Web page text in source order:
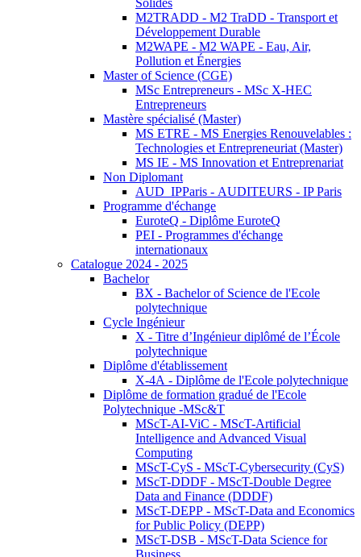
Solides
M2TRADD - M2 TraDD - Transport et
Développement Durable
M2WAPE - M2 WAPE - Eau, Air,
Pollution et Énergies
Master of Science (CGE)
MSc Entrepreneurs - MSc X-HEC
Entrepreneurs
Mastère spécialisé (Master)
MS ETRE - MS Energies Renouvelables :
Technologies et Entrepreneuriat (Master)
MS IE - MS Innovation et Entreprenariat
Non Diplomant
AUD_IPParis - AUDITEURS - IP Paris
Programme d'échange
EuroteQ - Diplôme EuroteQ
PEI - Programmes d'échange
internationaux
Catalogue 2024 - 2025
Bachelor
BX - Bachelor of Science de l'Ecole
polytechnique
Cycle Ingénieur
X - Titre d’Ingénieur diplômé de l’École
polytechnique
Diplôme d'établissement
X-4A - Diplôme de l'Ecole polytechnique
Diplôme de formation gradué de l'Ecole
Polytechnique -MSc&T
MScT-AI-ViC - MScT-Artificial
Intelligence and Advanced Visual
Computing
MScT-CyS - MScT-Cybersecurity (CyS)
MScT-DDDF - MScT-Double Degree
Data and Finance (DDDF)
MScT-DEPP - MScT-Data and Economics
for Public Policy (DEPP)
MScT-DSB - MScT-Data Science for
Business